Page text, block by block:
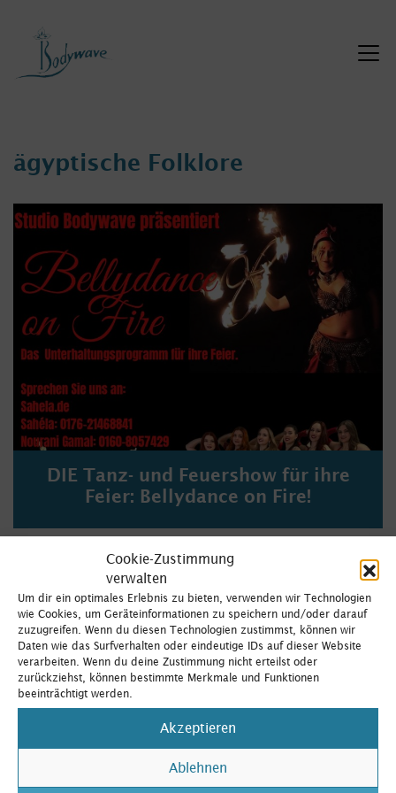
Cookie-Zustimmung
verwalten
Um dir ein optimales Erlebnis zu bieten, verwenden wir Technologien
wie Cookies, um Geräteinformationen zu speichern und/oder darauf
zuzugreifen. Wenn du diesen Technologien zustimmst, können wir
Daten wie das Surfverhalten oder eindeutige IDs auf dieser Website
verarbeiten. Wenn du deine Zustimmung nicht erteilst oder
zurückziehst, können bestimmte Merkmale und Funktionen
beeinträchtigt werden.
Akzeptieren
Ablehnen
springen
ägyptische Folklore
DIE Tanz- und Feuershow für ihre
Feier: Bellydance on Fire!